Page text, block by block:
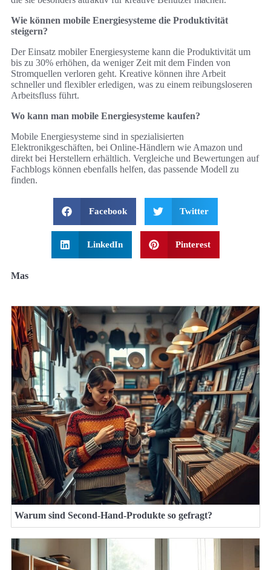
Wie können mobile Energiesysteme die Produktivität
steigern?
Der Einsatz mobiler Energiesysteme kann die Produktivität um
bis zu 30% erhöhen, da weniger Zeit mit dem Finden von
Stromquellen verloren geht. Kreative können ihre Arbeit
schneller und flexibler erledigen, was zu einem reibungsloseren
Arbeitsfluss führt.
Wo kann man mobile Energiesysteme kaufen?
Mobile Energiesysteme sind in spezialisierten
Elektronikgeschäften, bei Online-Händlern wie Amazon und
direkt bei Herstellern erhältlich. Vergleiche und Bewertungen auf
Fachblogs können ebenfalls helfen, das passende Modell zu
finden.
Facebook Twitter
LinkedIn Pinterest
Mas
Warum sind Second-Hand-Produkte so gefragt?